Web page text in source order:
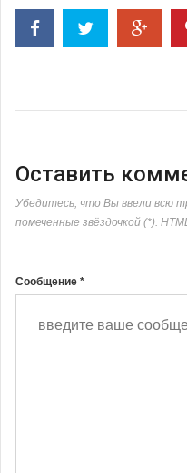
Оставить
Убедитесь, что Вы ввели всю
помеченные звёздочкой (*).
Сообщение *